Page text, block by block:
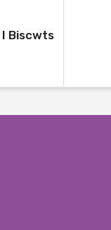
Biscwts